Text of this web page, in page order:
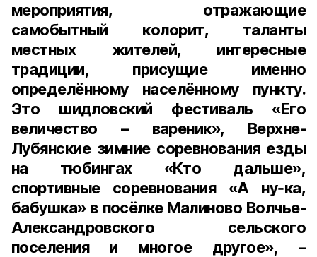
мероприятия, отражающие
самобытный колорит, таланты
местных жителей, интересные
традиции, присущие именно
определённому населённому пункту.
Это шидловский фестиваль «Его
величество – вареник», Верхне-
Лубянские зимние соревнования езды
на тюбингах «Кто дальше»,
спортивные соревнования «А ну‑ка,
бабушка»в посёлке Малиново Волчье-
Александровского сельского
поселения и многое другое», –